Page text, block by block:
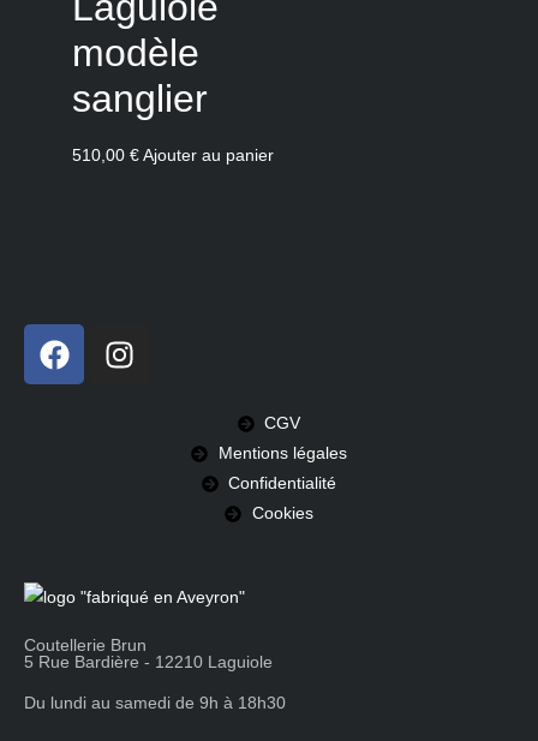
modèle
sanglier
510,00 €Ajouter au panier
CGV
Mentions légales
Confidentialité
Cookies
Coutellerie Brun
5 Rue Bardière - 12210 Laguiole
Du lundi au samedi de 9h à 18h30